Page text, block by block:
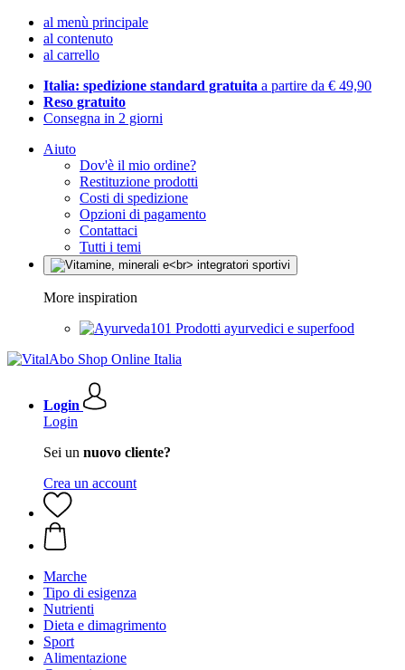
al menù principale
al contenuto
al carrello
Italia: spedizione standard gratuita a partire da € 49,90
Reso gratuito
Consegna in 2 giorni
Aiuto
Dov'è il mio ordine?
Restituzione prodotti
Costi di spedizione
Opzioni di pagamento
Contattaci
Tutti i temi
More inspiration
Prodotti ayurvedici e superfood
Login
Login
Sei un nuovo cliente?
Crea un account
Marche
Tipo di esigenza
Nutrienti
Dieta e dimagrimento
Sport
Alimentazione